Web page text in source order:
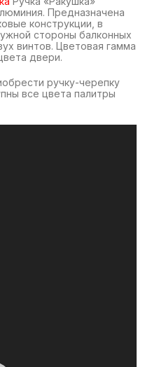
Предназначена
конструкции, в
стороны балконных
винтов. Цветовая гамма
двери.
ручку-черепку
все цвета палитры